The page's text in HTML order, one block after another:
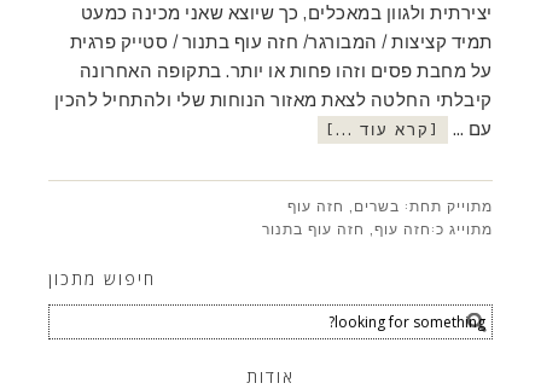
יצירתית ולגוון במאכלים, כך שיוצא שאני מכינה כמעט
תמיד קציצות / המבורגר/ חזה עוף בתנור / סטייק פרגית
על מחבת פסים וזהו פחות או יותר. בתקופה האחרונה
קיבלתי החלטה לצאת מאזור הנוחות שלי ולהתחיל להכין
עם …
[קרא עוד ...]
מתוייק תחת: בשרים, חזה עוף
מתוייג כ:חזה עוף, חזה עוף בתנור
חיפוש מתכון
אודות